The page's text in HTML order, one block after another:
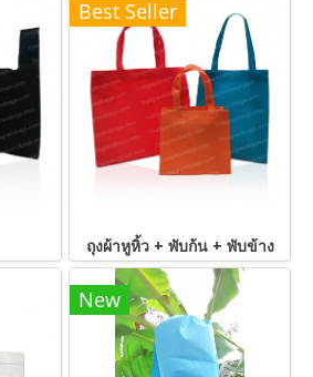
Best Seller
ถุงผ้าหูหิ้ว + พับก้น + พับข้าง
New